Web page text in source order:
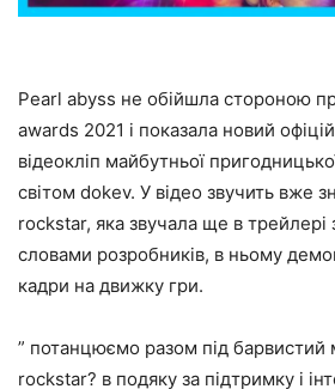
Pearl abyss не обійшла стороною
awards 2021 і показала новий
відеокліп майбутньої
світом dokev. У відео звучить вже
rockstar, яка звучала ще в трейлері
словами розробників, в ньому
кадри на движку гри.
” потанцюємо разом під барвистий
rockstar? в подяку за підтримку і